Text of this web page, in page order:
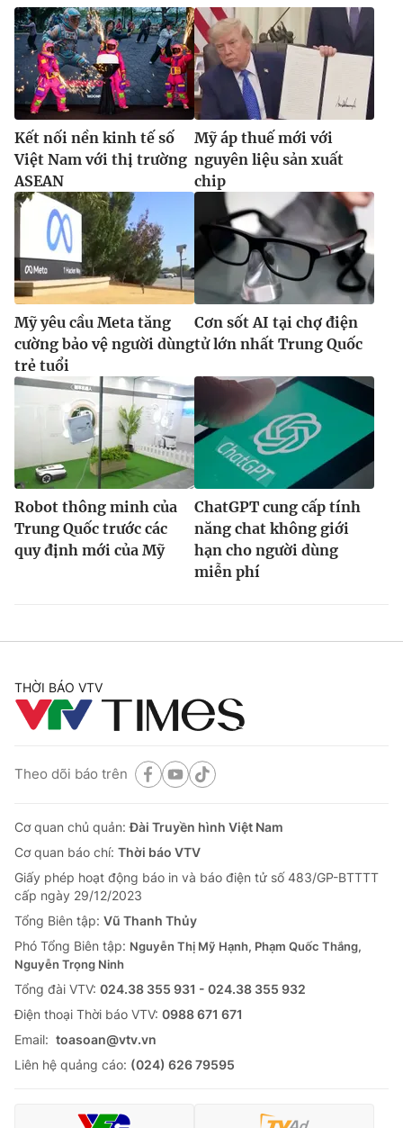
Kết nối nền kinh tế số
Việt Nam với thị trường
ASEAN
Mỹ áp thuế mới với
nguyên liệu sản xuất
chip
Mỹ yêu cầu Meta tăng
cường bảo vệ người dùng
trẻ tuổi
Cơn sốt AI tại chợ điện
tử lớn nhất Trung Quốc
Robot thông minh của
Trung Quốc trước các
quy định mới của Mỹ
ChatGPT cung cấp tính
năng chat không giới
hạn cho người dùng
miễn phí
THỜI BÁO VTV
Theo dõi báo trên
Cơ quan chủ quản:Đài Truyền hình Việt Nam
Cơ quan báo chí: Thời báo VTV
Giấy phép hoạt động báo in và báo điện tử số 483/GP-BTTTT
cấp ngày 29/12/2023
Tổng Biên tập: Vũ Thanh Thủy
Phó Tổng Biên tập: Nguyễn Thị Mỹ Hạnh, Phạm Quốc Thắng,
Nguyễn Trọng Ninh
Tổng đài VTV: 024.38 355 931 - 024.38 355 932
Ðiện thoại Thời báo VTV: 0988 671 671
Email: toasoan@vtv.vn
Liên hệ quảng cáo: (024) 626 79595